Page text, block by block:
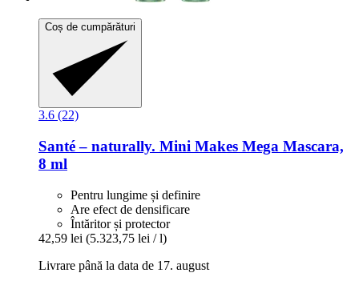
Coș de cumpărături
3.6 (22)
Santé – naturally. Mini Makes Mega Mascara,
8 ml
Pentru lungime și definire
Are efect de densificare
Întăritor și protector
42,59 lei (5.323,75 lei / l)
Livrare până la data de 17. august